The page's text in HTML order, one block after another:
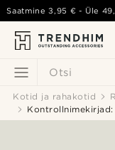
Otsi
Saatmine3,95 € - Üle
Kotid ja rahakotid